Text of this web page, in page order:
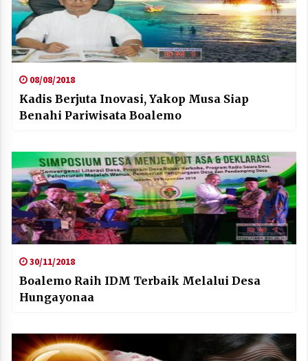
08/08/2018
Kadis Berjuta Inovasi, Yakop Musa Siap
Benahi Pariwisata Boalemo
30/11/2018
Boalemo Raih IDM Terbaik Melalui Desa
Hungayonaa